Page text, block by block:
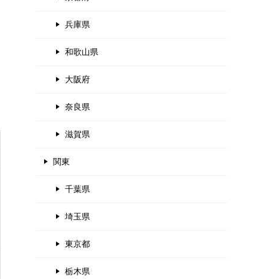
兵庫県
和歌山県
大阪府
奈良県
滋賀県
関東
千葉県
埼玉県
東京都
栃木県